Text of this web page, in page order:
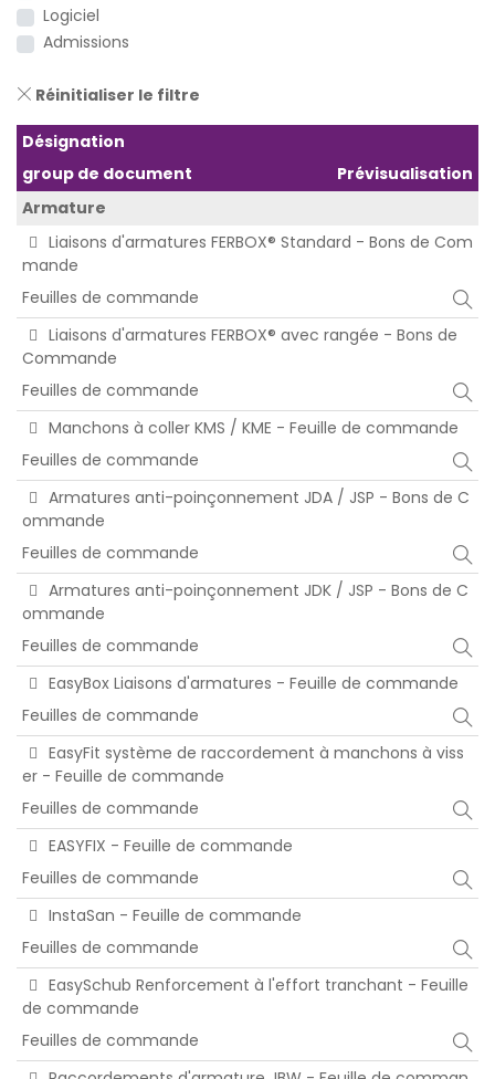
Logiciel
Admissions
Réinitialiser le filtre
Désignation
group de document
Prévisualisation
Armature
Liaisons d'armatures FERBOX® Standard - Bons de Com
mande
Feuilles de commande
Liaisons d'armatures FERBOX® avec rangée - Bons de
Commande
Feuilles de commande
Manchons à coller KMS / KME - Feuille de commande
Feuilles de commande
Armatures anti-poinçonnement JDA / JSP - Bons de C
ommande
Feuilles de commande
Armatures anti-poinçonnement JDK / JSP - Bons de C
ommande
Feuilles de commande
EasyBox Liaisons d'armatures - Feuille de commande
Feuilles de commande
EasyFit système de raccordement à manchons à viss
er - Feuille de commande
Feuilles de commande
EASYFIX - Feuille de commande
Feuilles de commande
InstaSan - Feuille de commande
Feuilles de commande
EasySchub Renforcement à l'effort tranchant - Feuille
de commande
Feuilles de commande